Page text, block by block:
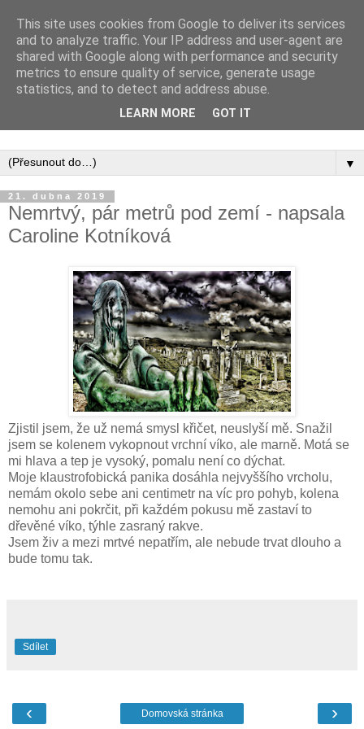
Inspirujte se tím, co píší posluchači kurzů a co se na nich
▼
21. dubna 2019
Nemrtvý, pár metrů pod zemí - napsala
Caroline Kotníková
Zjistil jsem, že už nemá smysl křičet, neuslyší mě. Snažil
jsem se kolenem vykopnout vrchní víko, ale marně. Motá se
mi hlava a tep je vysoký, pomalu není co dýchat.
Moje klaustrofobická panika dosáhla nejvyššího vrcholu,
nemám okolo sebe ani centimetr na víc pro pohyb, kolena
nemohu ani pokrčit, při každém pokusu mě zastaví to
dřevěné víko, týhle zasraný rakve.
Jsem živ a mezi mrtvé nepatřím, ale nebude trvat dlouho a
bude tomu tak.
Sdílet
‹ ›
Domovská stránka
This site uses cookies from Google to deliver its services
and to analyze traffic. Your IP address and user-agent are
shared with Google along with performance and security
metrics to ensure quality of service, generate usage
statistics, and to detect and address abuse.
LEARN MORE GOT IT